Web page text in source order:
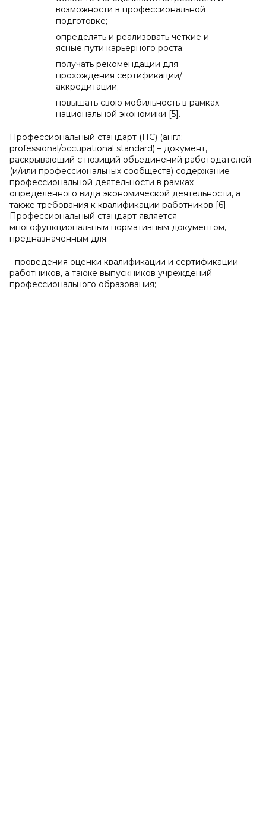
возможности в профессиональной
подготовке;
определять и реализовать четкие и
ясные пути карьерного роста;
получать рекомендации для
прохождения сертификации/
аккредитации;
повышать свою мобильность в рамках
национальной экономики [5].
Профессиональный стандарт (ПС) (англ:
professional/occupational standard) – документ,
раскрывающий с позиций объединений работодателей
(и/или профессиональных сообществ) содержание
профессиональной деятельности в рамках
определенного вида экономической деятельности, а
также требования к квалификации работников [6].
Профессиональный стандарт является
многофункциональным нормативным документом,
предназначенным для:
- проведения оценки квалификации и сертификации
работников, а также выпускников учреждений
профессионального образования;